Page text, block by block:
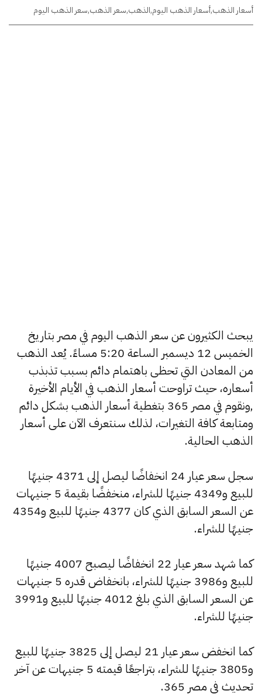
أسعار الذهب,أسعار الذهب اليوم,الذهب,سعر الذهب,سعر الذهب اليوم
يبحث الكثيرون عن سعر الذهب اليوم في مصر بتاريخ
الخميس 12 ديسمبر الساعة 5:20 مساءً. يُعد الذهب
من المعادن التي تحظى باهتمام دائم بسبب تذبذب
أسعاره، حيث تراوحت أسعار الذهب في الأيام الأخيرة
,ونقوم في مصر 365 بتغطية أسعار الذهب بشكل دائم
ومتابعة كافة التغيرات، لذلك سنتعرف الآن على أسعار
الذهب الحالية.
سجل سعر عيار 24 انخفاضًا ليصل إلى 4371 جنيهًا
للبيع و4349 جنيهًا للشراء، منخفضًا بقيمة 5 جنيهات
عن السعر السابق الذي كان 4377 جنيهًا للبيع و4354
جنيهًا للشراء.
كما شهد سعر عيار 22 انخفاضًا ليصبح 4007 جنيهًا
للبيع و3986 جنيهًا للشراء، بانخفاض قدره 5 جنيهات
عن السعر السابق الذي بلغ 4012 جنيهًا للبيع و3991
جنيهًا للشراء.
كما انخفض سعر عيار 21 ليصل إلى 3825 جنيهًا للبيع
و3805 جنيهًا للشراء، بتراجعًا قيمته 5 جنيهات عن آخر
تحديث في مصر 365.